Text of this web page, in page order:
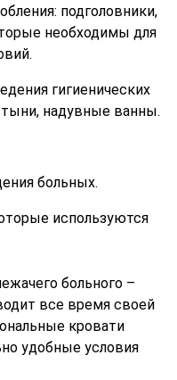
подголовники,
необходимы для
гигиенических
надувные ванны.
больных.
используются
больного –
все время своей
кровати
удобные условия